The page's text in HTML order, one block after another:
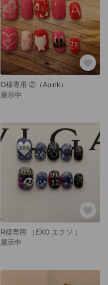
O様専用 ②（Apink）
展示中
R様専用 （EXO エクソ ）
展示中